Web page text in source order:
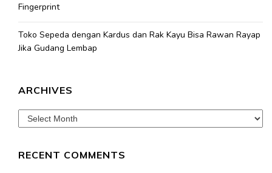
Fingerprint
Toko Sepeda dengan Kardus dan Rak Kayu Bisa Rawan Rayap
Jika Gudang Lembap
ARCHIVES
Archives
RECENT COMMENTS